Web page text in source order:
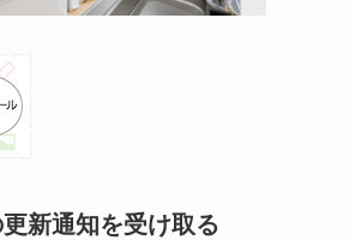
新通知を受け取る